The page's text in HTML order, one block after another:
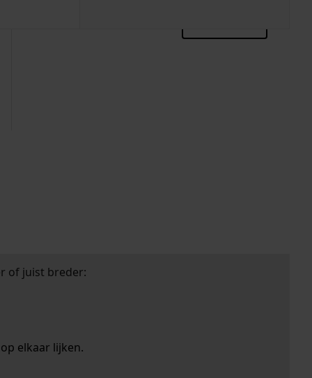
of juist breder:
elkaar lijken.